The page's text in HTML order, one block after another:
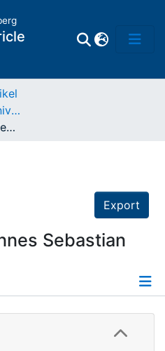
Matrikel der älteren Universität
Steininger, Johannes Sebastian
Export
Sebastian